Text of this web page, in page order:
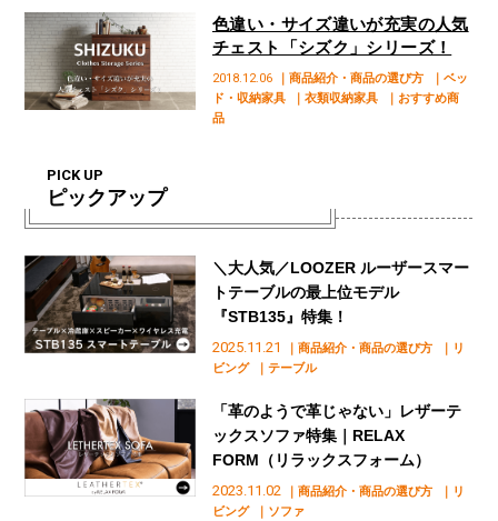
2018.12.06 ｜商品紹介・商品の選び方
｜ベッ
ド・収納家具
｜衣類収納家具
｜おすすめ商
品
色違い・サイズ違いが充実の人気
チェスト「シズク」シリーズ！
PICK UP
ピックアップ
2025.11.21 ｜商品紹介・商品の選び方
｜リ
ビング
｜テーブル
＼大人気／LOOZER ルーザースマー
トテーブルの最上位モデル
『STB135』特集！
2023.11.02 ｜商品紹介・商品の選び方
｜リ
ビング
｜ソファ
「革のようで革じゃない」レザーテ
ックスソファ特集｜RELAX
FORM（リラックスフォーム）